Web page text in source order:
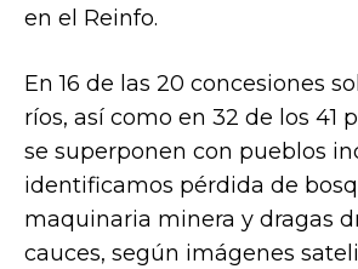
en el Reinfo.
En 16 de las 20 concesiones
ríos, así como en 32 de los 41
se superponen con pueblos
identificamos pérdida de
maquinaria minera y dragas
cauces, según imágenes